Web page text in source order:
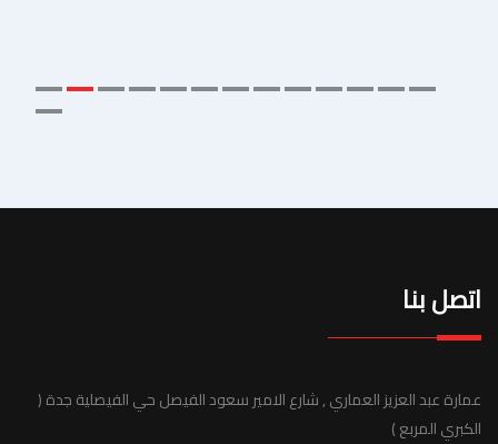
اتصل بنا
عمارة عبد العزيز العماري , شارع الامير سعود الفيصل حي الفيصلية جدة (
الكبري المربع )